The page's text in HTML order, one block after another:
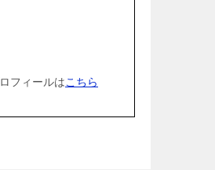
フィールはこちら